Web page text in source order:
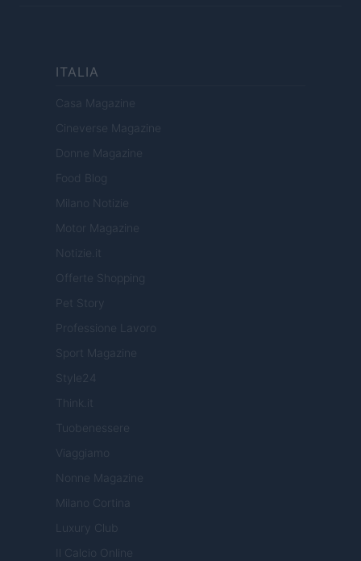
ITALIA
Casa Magazine
Cineverse Magazine
Donne Magazine
Food Blog
Milano Notizie
Motor Magazine
Notizie.it
Offerte Shopping
Pet Story
Professione Lavoro
Sport Magazine
Style24
Think.it
Tuobenessere
Viaggiamo
Nonne Magazine
Milano Cortina
Luxury Club
Il Calcio Online